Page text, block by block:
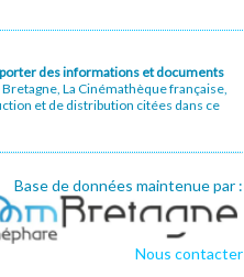
des informations et documents
La Cinémathèque française,
et de distribution citées dans ce
Base de données maintenue par :
Nous contacter